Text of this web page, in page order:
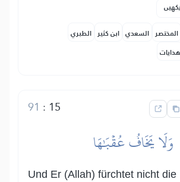
المختصر السعدي ابن كثير الطبري
هدايات
15
:
91
وَلَا يَخَافُ عُقۡبَٰهَا
Und Er (Allah) fürchtet nicht die